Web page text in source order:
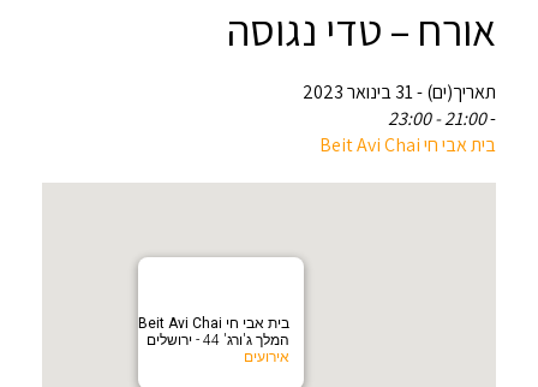
אורח – טדי נגוסה
תאריך(ים) - 31 בינואר 2023
-
21:00 - 23:00
המלך ג'ורג' 44 - ירושלים
אירועים